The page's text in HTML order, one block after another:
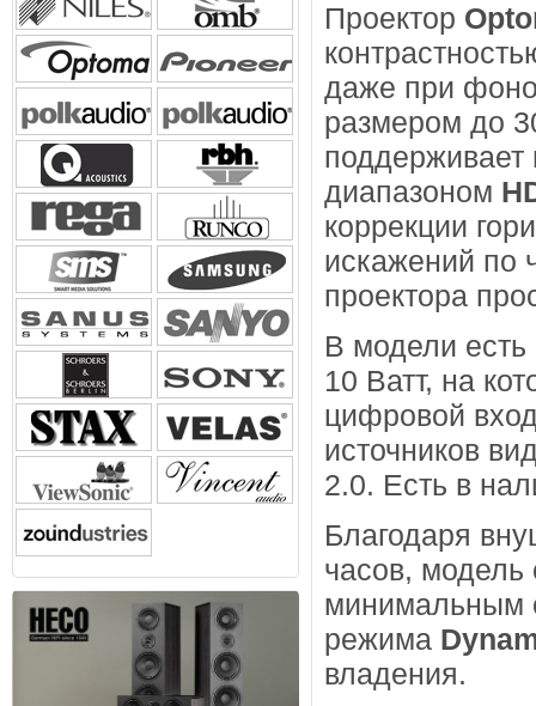
Проектор
даже при
размером до
диапазоном
коррекции
искажений по
проектора
В модели есть
10 Ватт, на
цифровой
источников
2.0. Есть в
Благодаря
часов, модель
минимальным
режима
владения.